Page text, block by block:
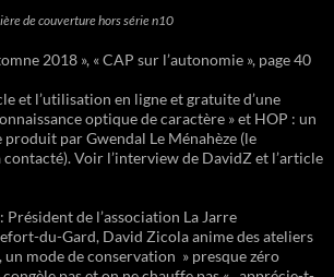
de couverture hors série n10
2018 », « CAP sur l’autonomie », page 40
et l’utilisation en ligne et gratuite d’une
optique de caractère » et HOP : un
par Gwendal Le Ménahèze (le
Voir l’interview de DavidZ et l’article
: Président de l’association La Jarre
du-Gard, David Zicola anime des ateliers
mode de conservation » presque zéro